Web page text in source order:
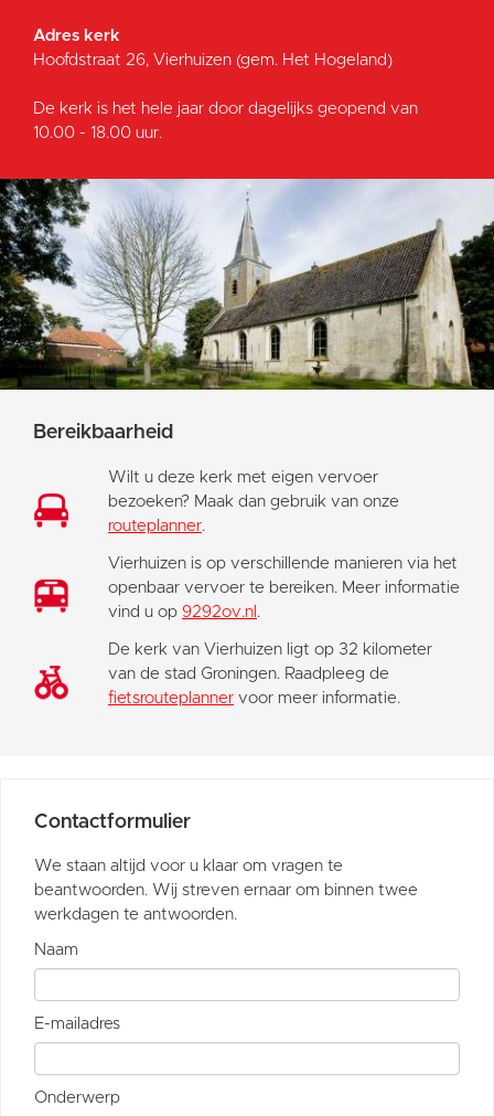
Adres kerk
Hoofdstraat 26, Vierhuizen (gem. Het Hogeland)
De kerk is het hele jaar door dagelijks geopend van
10.00 - 18.00 uur.
Bereikbaarheid
Wilt u deze kerk met eigen vervoer
bezoeken? Maak dan gebruik van onze
routeplanner.
Vierhuizen is op verschillende manieren via het
openbaar vervoer te bereiken. Meer informatie
vind u op 9292ov.nl .
De kerk van Vierhuizen ligt op 32 kilometer
van de stad Groningen. Raadpleeg de
fietsrouteplanner voor meer informatie.
Contactformulier
We staan altijd voor u klaar om vragen te
beantwoorden. Wij streven ernaar om binnen twee
werkdagen te antwoorden.
Naam
E-mailadres
Onderwerp